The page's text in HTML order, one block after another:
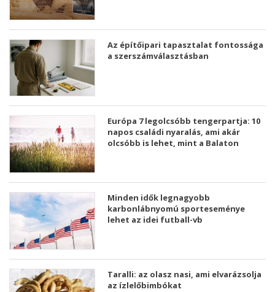
Az építőipari tapasztalat fontossága
a szerszámválasztásban
Európa 7 legolcsóbb tengerpartja: 10
napos családi nyaralás, ami akár
olcsóbb is lehet, mint a Balaton
Minden idők legnagyobb
karbonlábnyomú sporteseménye
lehet az idei futball-vb
Taralli: az olasz nasi, ami elvarázsolja
az ízlelőbimbókat